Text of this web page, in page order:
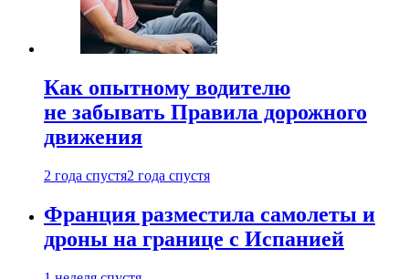
Как опытному водителю
не забывать Правила дорожного
движения
2 года спустя2 года спустя
Франция разместила самолеты и
дроны на границе с Испанией